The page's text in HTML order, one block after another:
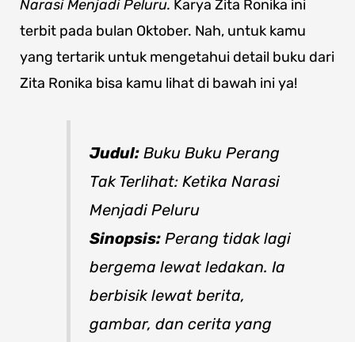
Narasi Menjadi Peluru. Karya Zita Ronika ini
terbit pada bulan Oktober. Nah, untuk kamu
yang tertarik untuk mengetahui detail buku dari
Zita Ronika bisa kamu lihat di bawah ini ya!
Judul: Buku Buku Perang
Tak Terlihat: Ketika Narasi
Menjadi Peluru
Sinopsis: Perang tidak lagi
bergema lewat ledakan. Ia
berbisik lewat berita,
gambar, dan cerita yang